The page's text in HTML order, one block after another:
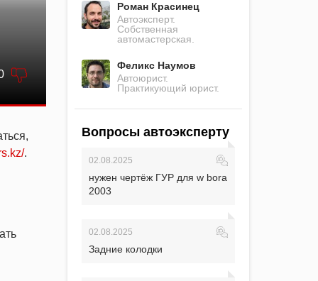
.
Роман Красинец
Автоэксперт.
Собственная
автомастерская.
Феликс Наумов
Автоюрист.
Практикующий юрист.
Вопросы автоэксперту
02.08.2025
нужен чертёж ГУР для w bora
2003
02.08.2025
Задние колодки